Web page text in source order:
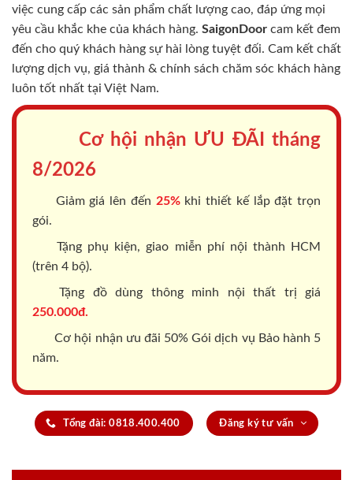
việc cung cấp các sản phẩm chất lượng cao, đáp ứng mọi
yêu cầu khắc khe của khách hàng. SaigonDoor cam kết đem
đến cho quý khách hàng sự hài lòng tuyệt đối. Cam kết chất
lượng dịch vụ, giá thành & chính sách chăm sóc khách hàng
luôn tốt nhất tại Việt Nam.
Cơ hội nhận ƯU ĐÃI tháng
8/2026
Giảm giá lên đến 25%khi thiết kế lắp đặt trọn
gói.
Tặng phụ kiện, giao miễn phí nội thành HCM
(trên 4 bộ).
Tặng đồ dùng thông minh nội thất trị giá
250.000đ.
Cơ hội nhận ưu đãi 50% Gói dịch vụ Bảo hành 5
năm.
Tổng đài: 0818.400.400 Đăng ký tư vấn